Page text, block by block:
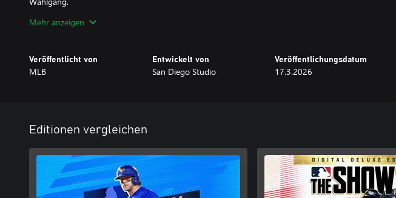
Diamond Dynasty¹
und World Baseball Classic-Spielerkarten mit Elite-Spielern, die das Spiel entscheidend beeinflussen.
Spiele überarbeitete Minisaison-Kampagnen, während du deine Stars mit einem verbesserten PXP-
Franchise
NEU – Überarbeitete Front-Office-Erfahrung
Spiele die spannenden Schlüsselspiele und Momente deiner Franchise-GM-Karriere mit optimierten
Saisons und benutzerdefinierten Spieleinträgen. Gehe Gerüchten nach und schließe große Deals im
ultimativen All-in-One-Transfer-HUB ab, wo ein neues Transferlogik-System für echte Tiefe,
Immersion und Entscheidungen mit hohem Einsatz sorgt. Intelligentere Aufstellungen und
verbesserte Spielerregression spiegeln nun die realen Entscheidungen und Realitäten wider, die die
Mehr anzeigen
Veröffentlicht von
MLB
Entwickelt von
San Diego Studio
Veröffentlichungsdatum
17.3.2026
Editionen vergleichen